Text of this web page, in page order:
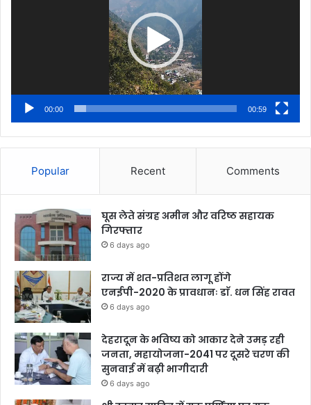
00:00 00:59
Popular Recent Comments
घूस लेते संग्रह अमीन और वरिष्ठ सहायक
गिरफ्तार
6 days ago
राज्य में शत-प्रतिशत लागू होंगे
एनईपी-2020 के प्रावधानः डाॅ. धन सिंह रावत
6 days ago
देहरादून के भविष्य को आकार देने उमड़ रही
जनता, महायोजना-2041 पर दूसरे चरण की
सुनवाई में बढ़ी भागीदारी
6 days ago